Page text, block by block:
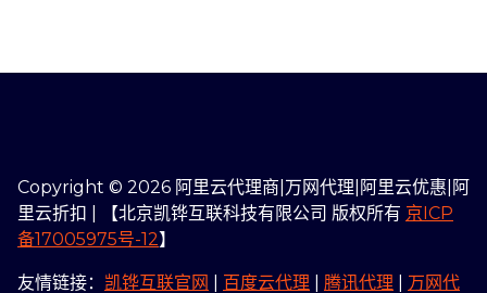
Copyright © 2026 阿里云代理商|万网代理|阿里云优惠|阿
里云折扣 | 【北京凯铧互联科技有限公司 版权所有 京ICP
备17005975号-12】
友情链接： 凯铧互联官网 百度云代理 腾讯代理 万网代